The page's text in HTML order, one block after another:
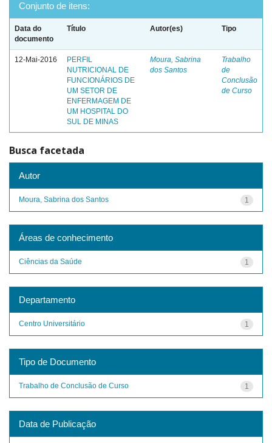
Conjunto de itens:
Data do
documento
Título Autor(es) Tipo
12-Mai-2016
PERFIL
NUTRICIONAL DE
FUNCIONÁRIOS DE
UM SETOR DE
ENFERMAGEM DE
UM HOSPITAL DO
SUL DE MINAS
Moura, Sabrina
dos Santos
Trabalho
de
Conclusão
de Curso
Busca facetada
Autor
1
Moura, Sabrina dos Santos
Áreas de conhecimento
1
Ciências da Saúde
Departamento
1
Centro Universitário
Tipo de Documento
1
Trabalho de Conclusão de Curso
Data de Publicação